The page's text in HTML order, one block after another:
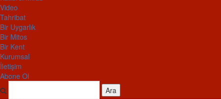
Video
Tahribat
Bir Uygarlık
Bir Mitos
Bir Kent
Kurumsal
İletişim
Abone Ol
Ara